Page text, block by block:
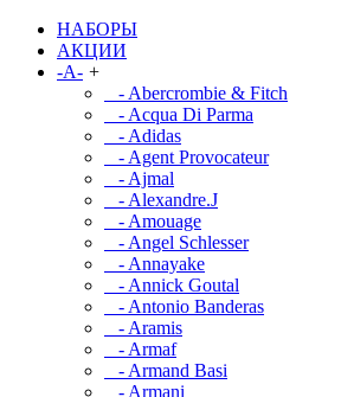
НАБОРЫ
АКЦИИ
-A- +
- Abercrombie & Fitch
- Acqua Di Parma
- Adidas
- Agent Provocateur
- Ajmal
- Alexandre.J
- Amouage
- Angel Schlesser
- Annayake
- Annick Goutal
- Antonio Banderas
- Aramis
- Armaf
- Armand Basi
- Armani